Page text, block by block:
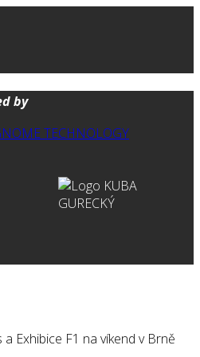
by
Exhibice F1 na víkend v Brně